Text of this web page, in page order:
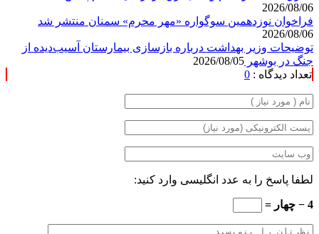
2026/08/06
فراخوان نوزدهمین سوگواره «مهر محرم» سمنان منتشر شد
2026/08/06
توضیحات وزیر بهداشت درباره بازسازی بیمارستان آسیب‌دیده از
جنگ در بوشهر 2026/08/05
تعداد دیدگاه : 0
لطفا پاسخ را به عدد انگلیسی وارد کنید:
4 − چهار =